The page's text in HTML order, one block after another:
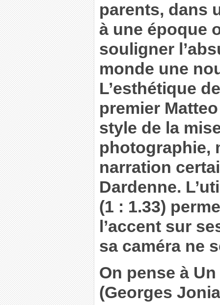
parents, dans
à une époque
souligner
monde une
L’esthétique
premier
style de la
photographie,
narration
Dardenne.
(1 : 1.33)
l’accent sur
sa caméra ne
On pense à Un
(Georges